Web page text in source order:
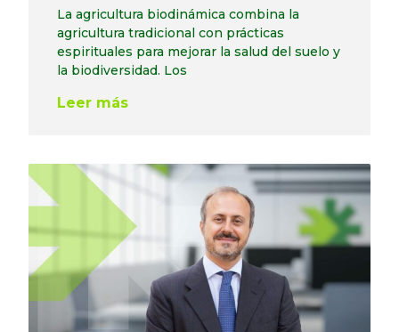
La agricultura biodinámica combina la
agricultura tradicional con prácticas
espirituales para mejorar la salud del suelo y
la biodiversidad. Los
Leer más